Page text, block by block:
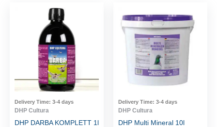
Delivery Time: 3-4 days
DHP Cultura
DHP DARBA KOMPLETT 1l
Delivery Time: 3-4 days
DHP Cultura
DHP Multi Mineral 10l